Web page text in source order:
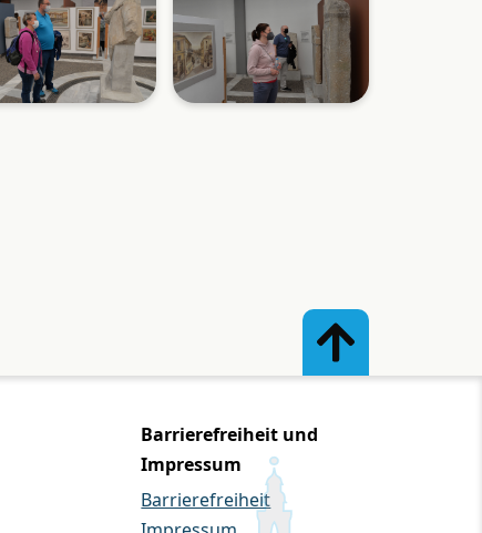
Barrierefreiheit und
Impressum
Barrierefreiheit